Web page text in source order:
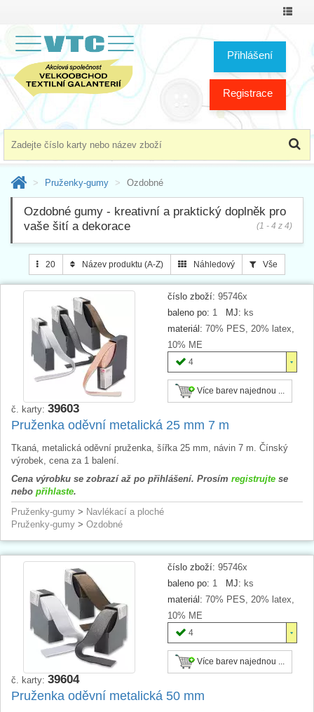
Přihlášení
Registrace
Pruženky-gumy Ozdobné
Ozdobné gumy - kreativní a praktický doplněk pro
vaše šití a dekorace
(1 - 4 z 4)
20 Název produktu (A-Z) Náhledový Vše
číslo zboží: 95746x
baleno po: 1 MJ: ks
materiál: 70% PES, 20% latex,
10% ME
4
Více barev najednou ...
č. karty: 39603
Pruženka oděvní metalická 25 mm 7 m
Tkaná, metalická oděvní pruženka, šířka 25 mm, návin 7 m. Čínský
výrobek, cena za 1 balení.
Cena výrobku se zobrazí až po přihlášení. Prosím registrujte se
nebo přihlaste.
Pruženky-gumy > Navlékací a ploché
Pruženky-gumy > Ozdobné
číslo zboží: 95746x
baleno po: 1 MJ: ks
materiál: 70% PES, 20% latex,
10% ME
4
Více barev najednou ...
č. karty: 39604
Pruženka oděvní metalická 50 mm